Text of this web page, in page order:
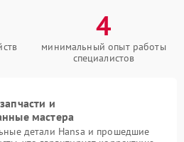
4
минимальный опыт работы
специалистов
и
мастера
детали Hansa и прошедшие